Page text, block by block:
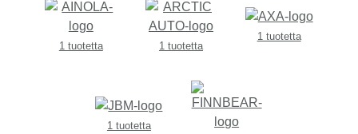
1 tuotetta 1 tuotetta
1 tuotetta
1 tuotetta